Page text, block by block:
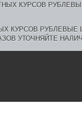
КУРСОВ РУБЛЕВЫЕ
УТОЧНЯЙТЕ